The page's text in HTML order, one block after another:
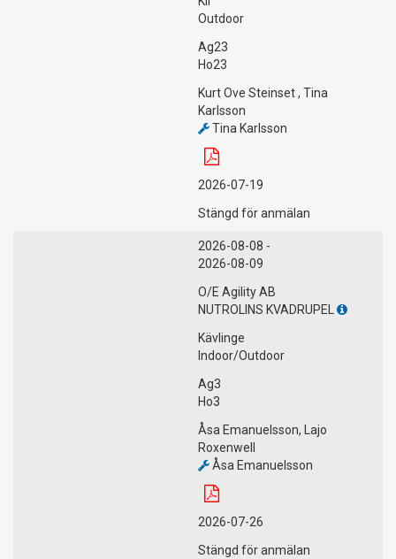
Outdoor
Ag23
Ho23
Kurt Ove Steinset , Tina
Karlsson
Tina Karlsson
2026-07-19
Stängd för anmälan
2026-08-08 -
2026-08-09
O/E Agility AB
NUTROLINS KVADRUPEL
Kävlinge
Indoor/Outdoor
Ag3
Ho3
Åsa Emanuelsson, Lajo
Roxenwell
Åsa Emanuelsson
2026-07-26
Stängd för anmälan